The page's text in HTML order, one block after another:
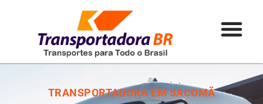
TRANSPORTADORA EM SACOMÃ